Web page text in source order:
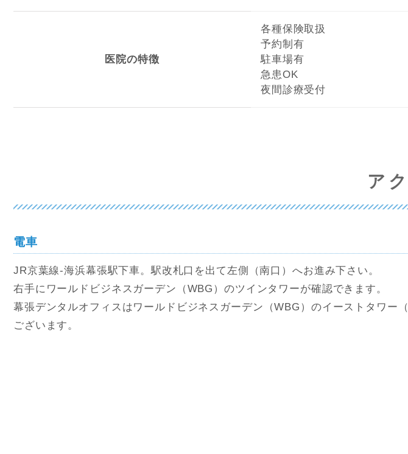
医院の特徴
各種保険取扱
予約制有
駐車場有
急患OK
夜間診療受付
ア
電車
JR京葉線-海浜幕張駅下車。駅改札口を出て左側（南口）へお進み下さい。
右手にワールドビジネスガーデン（WBG）のツインタワーが確認できます。
幕張デンタルオフィスはワールドビジネスガーデン（WBG）のイーストタワー
ございます。